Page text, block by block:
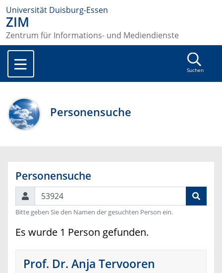
Universität Duisburg-Essen
ZIM
Zentrum für Informations- und Mediendienste
Suchen
Personensuche
Personensuche
Suchen
Bitte geben Sie den Namen der gesuchten Person ein.
Es wurde 1 Person gefunden.
Prof. Dr. Anja Tervooren